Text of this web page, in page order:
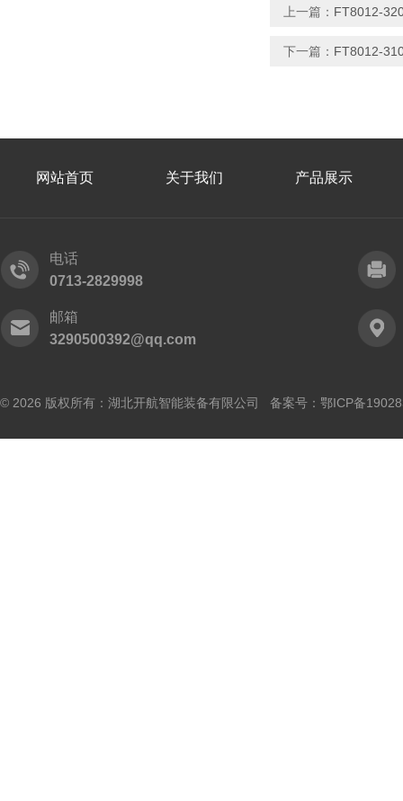
上一篇： FT8012-
下一篇： FT8012-
网站首页 关于我们 产品展示
电话
0713-2829998
邮箱
3290500392@qq.com
© 2026 版权所有：湖北开航智能装备有限公司 备案号： 鄂ICP备